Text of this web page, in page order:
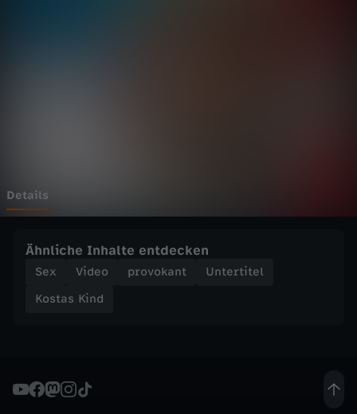
a
T
n
Details
Ähnliche Inhalte entdecken
Sex Video provokant
Untertitel
Kostas Kind